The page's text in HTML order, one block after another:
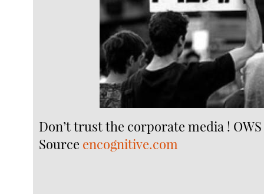
Don’t trust the corporate media ! OWS
Source encognitive.com